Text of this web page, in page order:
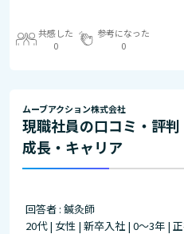
共感した
0
参考になった
0
ムーブアクション株式会社
現職社員の口コミ・評判
成長・キャリア
回答者 : 鍼灸師
20代 | 女性 | 新卒入社 | 0～3年 |